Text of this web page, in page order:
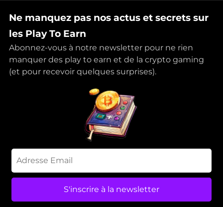
Ne manquez pas nos actus et secrets sur
les Play To Earn
Abonnez-vous à notre newsletter pour ne rien
manquer des play to earn et de la crypto gaming
(et pour recevoir quelques surprises).
S'inscrire à la newsletter